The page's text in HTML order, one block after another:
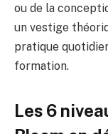
ou de la
un vestige
pratique
formation.
Les 6